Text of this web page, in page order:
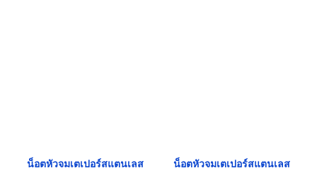
น็อตหัวจมเตเปอร์สแตนเลส
น็อตหัวจมเตเปอร์สแตนเลส